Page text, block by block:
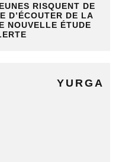
RISQUENT DE
D’ÉCOUTER DE LA
NOUVELLE ÉTUDE
YURGA